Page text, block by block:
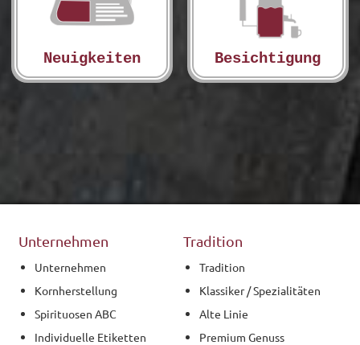
Neuigkeiten Besichtigung
Unternehmen
Unternehmen
Kornherstellung
Spirituosen ABC
Individuelle Etiketten
Tradition
Tradition
Klassiker / Spezialitäten
Alte Linie
Premium Genuss